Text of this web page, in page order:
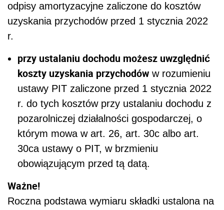
odpisy amortyzacyjne zaliczone do kosztów
uzyskania przychodów przed 1 stycznia 2022
r.
przy ustalaniu dochodu możesz uwzględnić
koszty uzyskania przychodów w rozumieniu
ustawy PIT zaliczone przed 1 stycznia 2022
r. do tych kosztów przy ustalaniu dochodu z
pozarolniczej działalności gospodarczej, o
którym mowa w art. 26, art. 30c albo art.
30ca ustawy o PIT, w brzmieniu
obowiązującym przed tą datą.
Ważne!
Roczna podstawa wymiaru składki ustalona na